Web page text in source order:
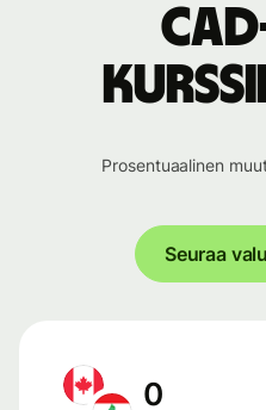
Prosentuaalinen
Seuraa
0